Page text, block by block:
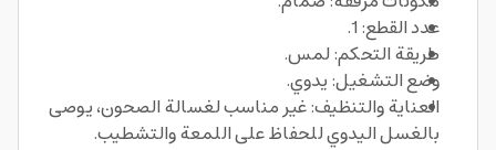
عدد القطع: 1.
طريقة التحكم: لمس.
وضع التشغيل: يدوي.
العناية والتنظيف: غير مناسب لغسالة الصحون، يوصى
بالغسل اليدوي للحفاظ على اللمعة والتشطيب.